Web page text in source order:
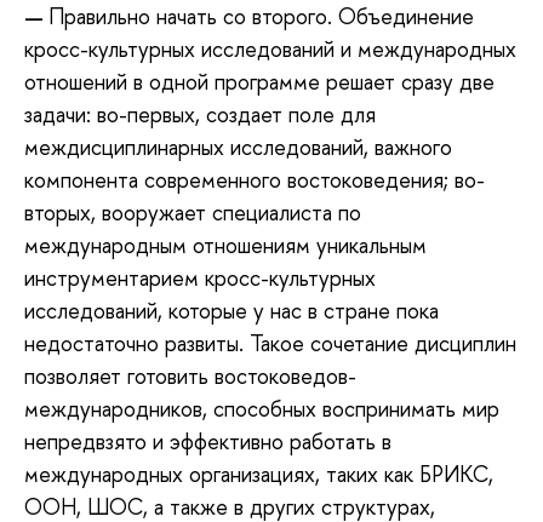
— Правильно начать со второго. Объединение
кросс-культурных исследований и международных
отношений в одной программе решает сразу две
задачи: во-первых, создает поле для
междисциплинарных исследований, важного
компонента современного востоковедения; во-
вторых, вооружает специалиста по
международным отношениям уникальным
инструментарием кросс-культурных
исследований, которые у нас в стране пока
недостаточно развиты. Такое сочетание дисциплин
позволяет готовить востоковедов-
международников, способных воспринимать мир
непредвзято и эффективно работать в
международных организациях, таких как БРИКС,
ООН, ШОС, а также в других структурах,